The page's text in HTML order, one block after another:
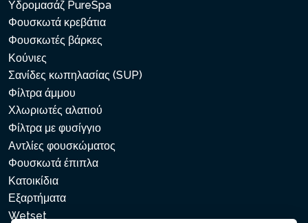
Υδρομασάζ PureSpa
Φουσκωτά κρεβάτια
Φουσκωτές βάρκες
Κούνιες
Σανίδες κωπηλασίας (SUP)
Φίλτρα άμμου
Χλωριωτές αλατιού
Φίλτρα με φυσίγγιο
Αντλίες φουσκώματος
Φουσκωτά έπιπλα
Κατοικίδια
Εξαρτήματα
Wetset